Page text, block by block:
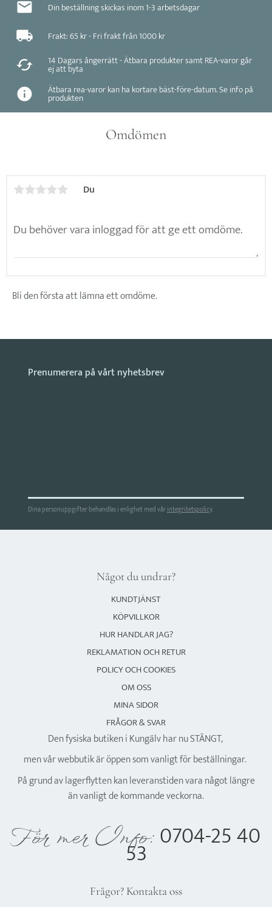
Din beställning skickas inom 1-3 arbetsdagar
Frakt: 65 kr - Fri frakt från 1000 kr
14 Dagars ångerrätt - Ätbara produkter samt REA-varor går
ej att byta
Ätbara rea-varor kan ha kortare bäst-före-datum. Se info på
produkten
Omdömen
Du
Bli den första att lämna ett omdöme.
Dina personuppgifter behandlas i enlighet med vårintegritetspolicy.
Något du undrar?
KUNDTJÄNST
KÖPVILLKOR
HUR HANDLAR JAG?
REKLAMATION OCH RETUR
POLICY OCH COOKIES
OM OSS
MINA SIDOR
FRÅGOR & SVAR
Den fysiska butiken i Kungälv har nu STÄNGT,
men vår webbutik är öppen som vanligt för beställningar.
På grund av lagerflytten kan leveranstiden vara något längre
än vanligt de kommande veckorna.
För mer Info: 0704-25 40
53
Frågor? Kontakta oss